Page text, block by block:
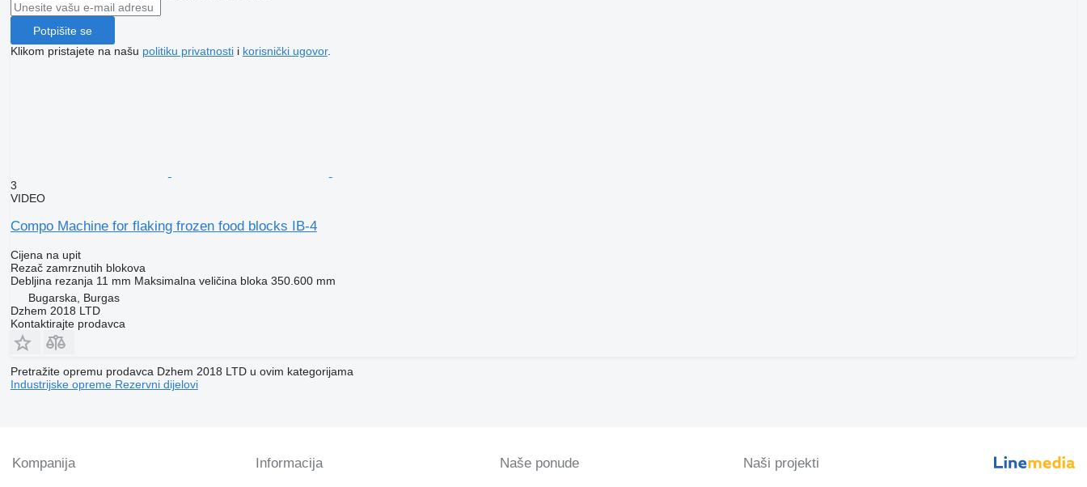
Potpišite se
Klikom pristajete na našu politiku privatnostii korisnički ugovor.
3
VIDEO
Compo Machine for flaking frozen food blocks IB-4
Cijena na upit
Rezač zamrznutih blokova
Debljina rezanja 11 mm Maksimalna veličina bloka 350.600 mm
Bugarska, Burgas
Dzhem 2018 LTD
Kontaktirajte prodavca
Pretražite opremu prodavca Dzhem 2018 LTD u ovim kategorijama
Industrijske opreme Rezervni dijelovi
Kompanija Informacija Naše ponude Naši projekti